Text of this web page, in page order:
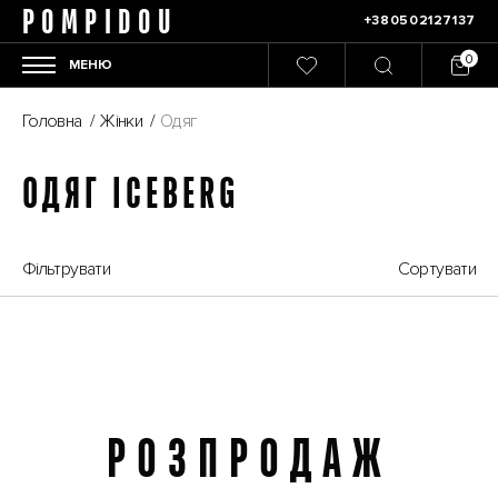
POMPIDOU +380502127137
МЕНЮ
Головна / Жінки / Одяг
ОДЯГ ICEBERG
Фільтрувати Сортувати
РозпродажРОЗПРОДАЖ